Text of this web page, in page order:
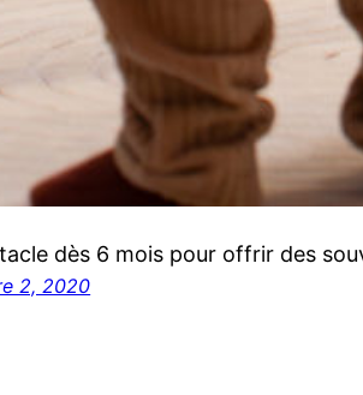
dès 6 mois pour offrir des
2, 2020